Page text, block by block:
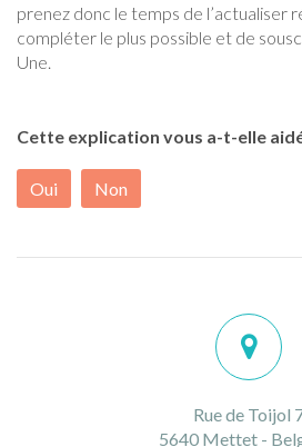
prenez donc le temps de l’actualiser
compléter le plus possible et de
Une.
Cette explication vous a-t-elle
Oui Non
Rue de Toijol
5640 Mettet -